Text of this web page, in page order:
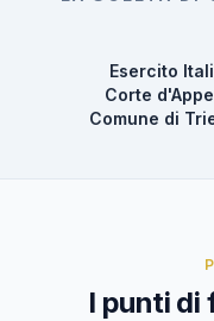
Esercito
Corte
Comune di
I punti di